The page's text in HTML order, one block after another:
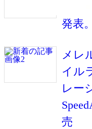
マラ
発表
メレ
イル
レー
売